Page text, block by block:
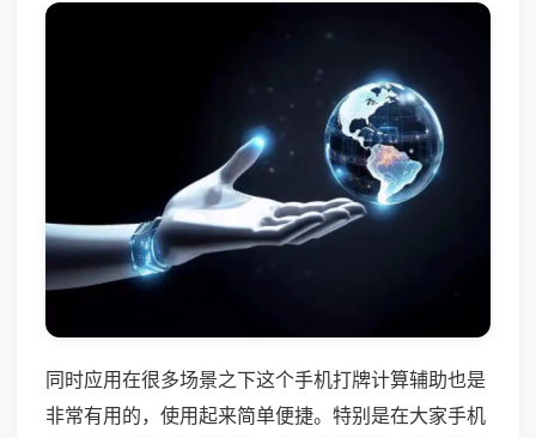
同时应用在很多场景之下这个手机打牌计算辅助也是
非常有用的，使用起来简单便捷。特别是在大家手机